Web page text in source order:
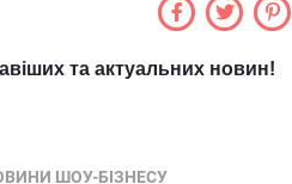
та актуальних новин!
ШОУ-БІЗНЕСУ